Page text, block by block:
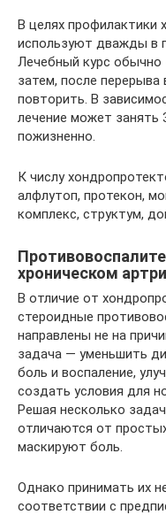
В целях профилактики
используют дважды в
Лечебный курс обычно
затем, после перерыва
повторить. В
лечение может занять
пожизненно.
К числу
алфлутоп, протекон,
комплекс, структум,
хроническом
В отличие от
стероидные
направлены не на
задача — уменьшить
боль и воспаление,
создать условия для
Решая несколько
отличаются от
маскируют боль.
Однако принимать их
соответствии с